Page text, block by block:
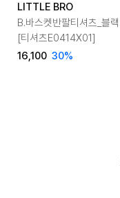
LITTLE BRO
B.바스켓반팔티셔츠_블랙
[티셔츠E0414X01]
16,100 30%